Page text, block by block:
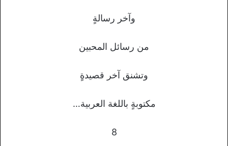
وآخر رسالةٍ
من رسائل المحبين
وتشنق آخر قصيدةٍ
مكتوبةٍ باللغة العربية…
8